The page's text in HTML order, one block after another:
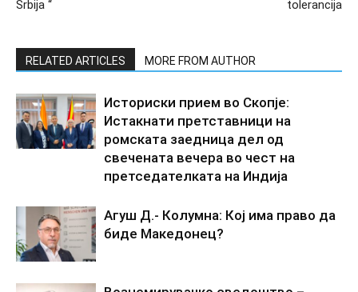
Srbija “
tolerancija
RELATED ARTICLES MORE FROM AUTHOR
Историски прием во Скопје:
Истакнати претставници на
ромската заедница дел од
свечената вечера во чест на
претседателката на Индија
Агуш Д.- Колумна: Кој има право да
биде Македонец?